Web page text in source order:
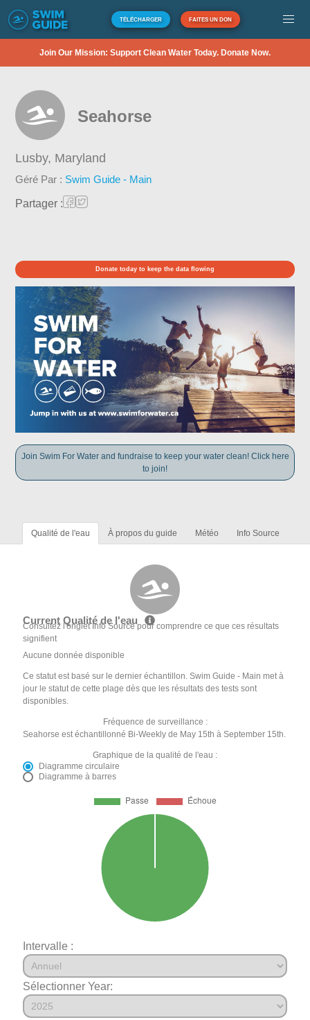
TÉLÉCHARGER FAITES UN DON
Join Our Mission: Support Clean Water Today. Donate Now.
Seahorse
Lusby, Maryland
Géré Par : Swim Guide - Main
Partager :
Donate today to keep the data flowing
Join Swim For Water and fundraise to keep your water clean! Click here
to join!
Qualité de l'eau À propos du guide Météo Info Source
Current Qualité de l'eau
Consultez l'onglet Info Source pour comprendre ce que ces résultats
signifient
Aucune donnée disponible
Ce statut est basé sur le dernier échantillon. Swim Guide - Main met à
jour le statut de cette plage dès que les résultats des tests sont
disponibles.
Fréquence de surveillance :
Seahorse est échantillonné Bi-Weekly de May 15th à September 15th.
Graphique de la qualité de l'eau :
Diagramme circulaire
Diagramme à barres
Intervalle :
Sélectionner Year: